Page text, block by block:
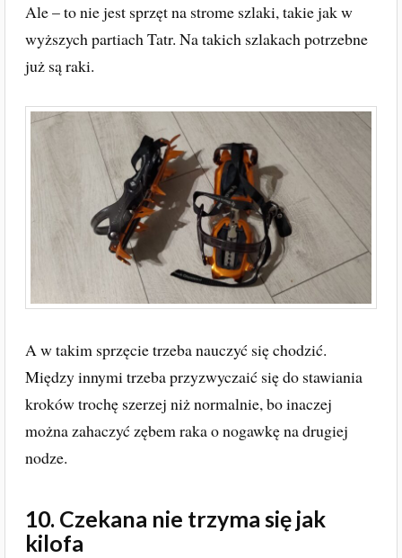
Ale – to nie jest sprzęt na strome szlaki, takie jak w
wyższych partiach Tatr. Na takich szlakach potrzebne
już są raki.
A w takim sprzęcie trzeba nauczyć się chodzić.
Między innymi trzeba przyzwyczaić się do stawiania
kroków trochę szerzej niż normalnie, bo inaczej
można zahaczyć zębem raka o nogawkę na drugiej
nodze.
10. Czekana nie trzyma się jak
kilofa